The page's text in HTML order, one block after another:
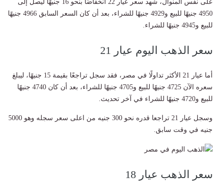
على نفس المنوال، شهد سعر عيار 22 انخفاضًا بنحو 16 جنيهًا ليصل إلى
4950 جنيهًا للبيع و4929 جنيهًا للشراء، بعد أن كان السعر السابق 4966 جنيهًا
للبيع و4945 جنيهًا للشراء.
سعر الذهب اليوم عيار 21
أما عيار 21 الأكثر تداولًا في مصر، فقد سجل تراجعًا بقيمة 15 جنيهًا، ليبلغ
سعره الآن 4725 جنيهًا للبيع و4705 جنيهًا للشراء، بعد أن كان 4740 جنيهًا
للبيع و4720 جنيهًا للشراء في آخر تحديث.
وسجل عيار 21 تراجعا قدره نحو 300 جنيه من اعلى سعر سجله وهو 5000
جنيه في وقت سابق.
سعر الذهب عيار 18